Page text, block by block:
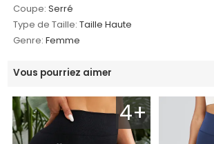
Coupe: Serré
Type de Taille: Taille Haute
Genre: Femme
Vous pourriez aimer
4+